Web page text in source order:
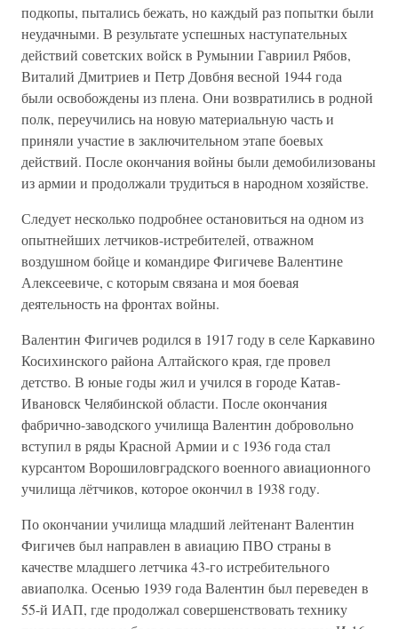
подкопы, пытались бежать, но каждый раз попытки были
неудачными. В результате успешных наступательных
действий советских войск в Румынии Гавриил Рябов,
Виталий Дмитриев и Петр Довбня весной 1944 года
были освобождены из плена. Они возвратились в родной
полк, переучились на новую материальную часть и
приняли участие в заключительном этапе боевых
действий. После окончания войны были демобилизованы
из армии и продолжали трудиться в народном хозяйстве.
Следует несколько подробнее остановиться на одном из
опытнейших летчиков-истребителей, отважном
воздушном бойце и командире Фигичеве Валентине
Алексеевиче, с которым связана и моя боевая
деятельность на фронтах войны.
Валентин Фигичев родился в 1917 году в селе Каркавино
Косихинского района Алтайского края, где провел
детство. В юные годы жил и учился в городе Катав-
Ивановск Челябинской области. После окончания
фабрично-заводского училища Валентин добровольно
вступил в ряды Красной Армии и с 1936 года стал
курсантом Ворошиловградского военного авиационного
училища лётчиков, которое окончил в 1938 году.
По окончании училища младший лейтенант Валентин
Фигичев был направлен в авиацию ПВО страны в
качестве младшего летчика 43-го истребительного
авиаполка. Осенью 1939 года Валентин был переведен в
55-й ИАП, где продолжал совершенствовать технику